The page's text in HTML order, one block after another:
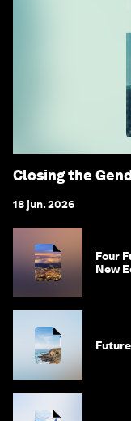
Closing the
18 jun. 2026
Four
New